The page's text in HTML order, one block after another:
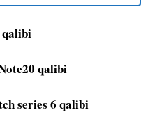
qalibi
qalibi
series 6 qalibi